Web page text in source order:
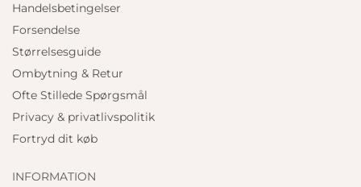
Handelsbetingelser
Forsendelse
Størrelsesguide
Ombytning & Retur
Ofte Stillede Spørgsmål
Privacy & privatlivspolitik
Fortryd dit køb
INFORMATION